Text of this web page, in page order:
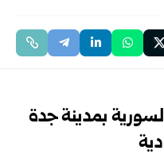
بمدينة جدة